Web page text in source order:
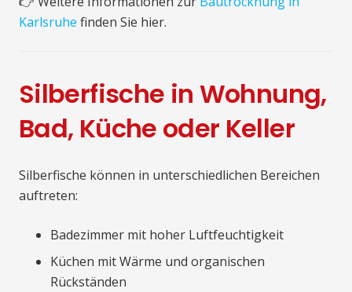
Karlsruhe finden Sie hier.
Silberfische in Wohnung,
Bad, Küche oder Keller
Silberfische können in unterschiedlichen Bereichen
auftreten:
Badezimmer mit hoher Luftfeuchtigkeit
Küchen mit Wärme und organischen
Rückständen